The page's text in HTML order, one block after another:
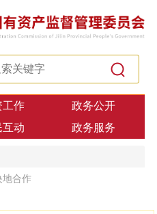
工作
政务公开
互动 政务服务
地合作